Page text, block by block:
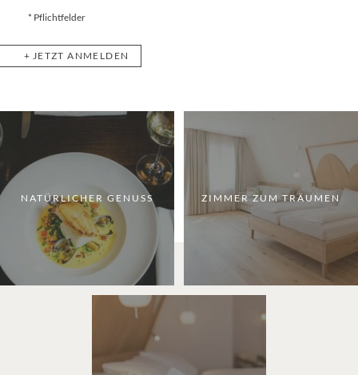
JETZT ANMELDEN
* Pflichtfelder
NATÜRLICHER GENUSS ZIMMER ZUM TRÄUMEN